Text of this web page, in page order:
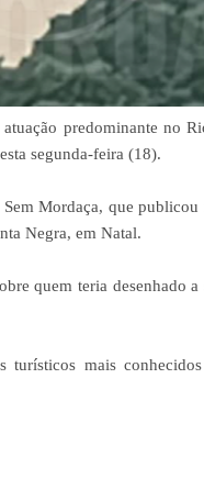
predominante no
segunda-feira (18).
Mordaça, que publicou
Negra, em Natal.
quem teria desenhado
mais